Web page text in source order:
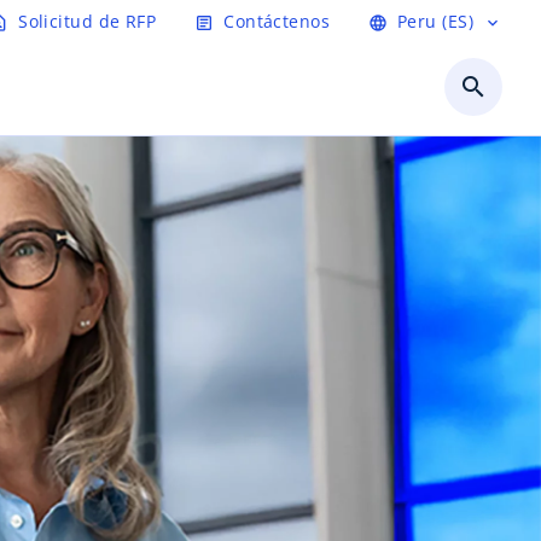
Solicitud de RFP article Contáctenos language Peru (ES) expand_more
search